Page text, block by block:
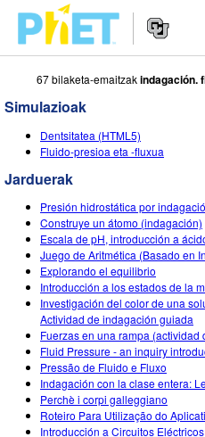
Bilatu
PhET
webgunean
Navigation
SIMULAZIOAK
Fisika
Matematika
Kimika
Lurraren zientziak
Biologia
Itzuli Simulazioak
Customizable Sims
About Studio
Customizable Sims
Start a Free Trial
Purchase a License
IRAKASTEN
Aztertu jarduerak
Partekatu zure jarduerak
Activity Contribution
Tailer birtualak
Professional Learning with
Teaching with PhET
IKERTU
EKIMENAK
Diseinu inklusiboa
PhET Globala
Data Fluency
DEIB in STEM Ed
IZENA EMAN
IZENA EMAN
67 bilaketa-emaitzakindagación.
Simulazioak
Dentsitatea (HTML5)
Fluido-presioa eta -fluxua
Jarduerak
Presión hidrostática por
Construye un átomo (indagación)
Escala de pH, introducción a
Juego de Aritmética (Basado en
Explorando el equilibrio
Introducción a los estados de la
Investigación del color de una
Actividad de indagación guiada
Fuerzas en una rampa (actividad
Fluid Pressure - an inquiry
Pressão de Fluido e Fluxo
Indagación con la clase entera:
Perchè i corpi galleggiano
Roteiro Para Utilização do
Introducción a Circuitos Eléctricos